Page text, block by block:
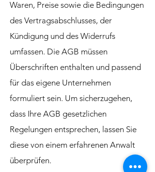
Waren, Preise sowie die Bedingungen
des Vertragsabschlusses, der
Kündigung und des Widerrufs
umfassen. Die AGB müssen
Überschriften enthalten und passend
für das eigene Unternehmen
formuliert sein. Um sicherzugehen,
dass Ihre AGB gesetzlichen
Regelungen entsprechen, lassen Sie
diese von einem erfahrenen Anwalt
überprüfen.